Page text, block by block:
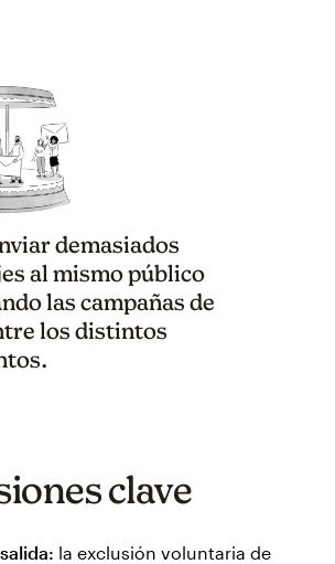
demasiados
al mismo público
las campañas de
los distintos
clave
la exclusión voluntaria de